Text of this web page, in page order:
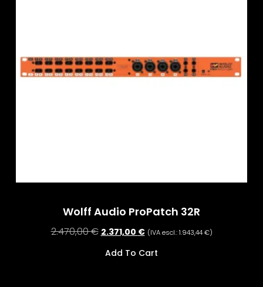
Wolff Audio ProPatch 32R
2.470,00€ 2.371,00 € (IVA escl.:1.943,44€)
Add To Cart